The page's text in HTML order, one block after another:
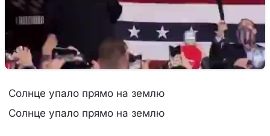
Солнце упало прямо на землю
Солнце упало прямо на землю